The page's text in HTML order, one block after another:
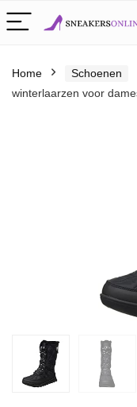
Home Schoenen
winterlaarzen voor